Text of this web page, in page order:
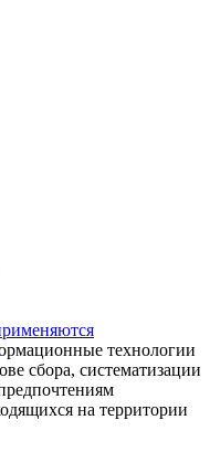
технологии
сбора, систематизации
на территории